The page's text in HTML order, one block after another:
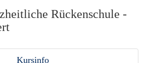
Rückenschule -
Kursinfo